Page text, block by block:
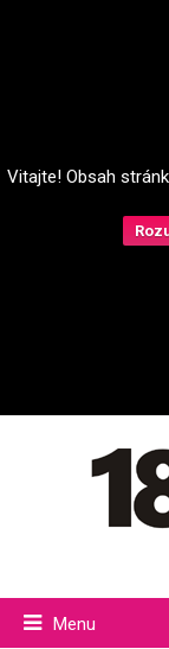
Vitajte! Obsah
Menu